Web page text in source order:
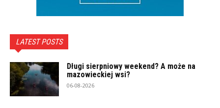
LATEST POSTS
Długi sierpniowy weekend? A może na
mazowieckiej wsi?
06-08-2026